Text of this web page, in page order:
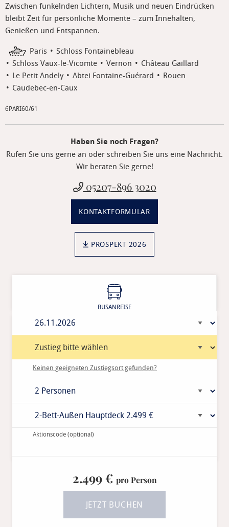
Zwischen funkelnden Lichtern, Musik und neuen Eindrücken
bleibt Zeit für persönliche Momente – zum Innehalten,
Genießen und Entspannen.
Paris
Schloss Fontainebleau
Schloss Vaux-le-Vicomte
Vernon
Château Gaillard
Le Petit Andely
Abtei Fontaine-Guérard
Rouen
Caudebec-en-Caux
6PARI60/61
Haben Sie noch Fragen?
Rufen Sie uns gerne an oder schreiben Sie uns eine Nachricht.
Wir beraten Sie gerne!
05207-896 3020
KONTAKTFORMULAR
PROSPEKT 2026
Keinen geeigneten Zustiegsort gefunden?
Aktionscode(optional)
2.499 € pro Person
JETZT BUCHEN